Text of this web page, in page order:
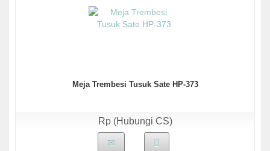
Meja Trembesi Tusuk Sate HP-373
Rp (Hubungi CS)